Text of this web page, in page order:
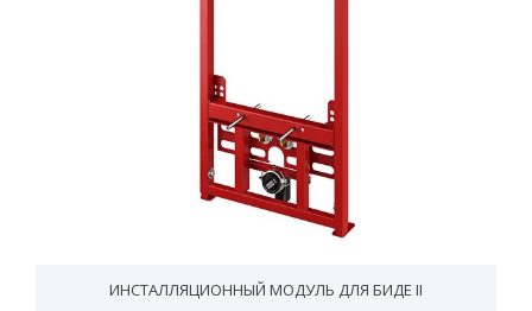
ИНСТАЛЛЯЦИОННЫЙ МОДУЛЬ ДЛЯ БИДЕ II